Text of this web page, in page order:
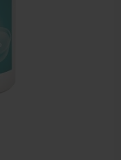
en massage